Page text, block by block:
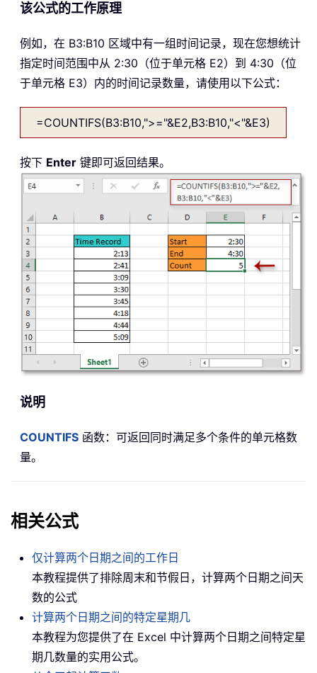
该公式的工作原理
例如，在 B3:B10 区域中有一组时间记录，现在您想统计
指定时间范围中从 2:30（位于单元格 E2）到 4:30（位
于单元格 E3）内的时间记录数量，请使用以下公式：
=COUNTIFS(B3:B10,">="&E2,B3:B10,"<"&E3)
按下 Enter 键即可返回结果。
说明
COUNTIFS 函数：可返回同时满足多个条件的单元格数
量。
相关公式
仅计算两个日期之间的工作日
本教程提供了排除周末和节假日，计算两个日期之间天
数的公式
计算两个日期之间的特定星期几
本教程为您提供了在 Excel 中计算两个日期之间特定星
期几数量的实用公式。